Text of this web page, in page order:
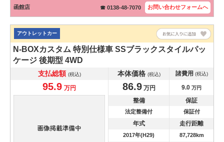
函館店 ☎ 0138-48-7070 お問い合わせフォームへ
アウトレットカー
N-BOXカスタム 特別仕様車 SSブラックスタイルパッ
ケージ 後期型 4WD
支払総額 (税込) 本体価格 (税込) 諸費用 (税込)
95.9 万円 86.9万円 9.0 万円
整備 保証
法定整備付 保証付
年式 走行距離
2017年(H29) 87,728km